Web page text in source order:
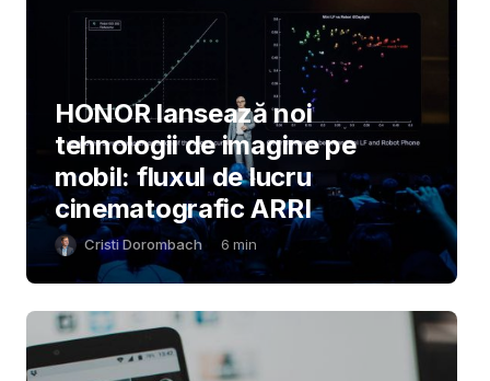
HONOR lansează noi
tehnologii de imagine pe
mobil: fluxul de lucru
cinematografic ARRI
Cristi Dorombach 6 min